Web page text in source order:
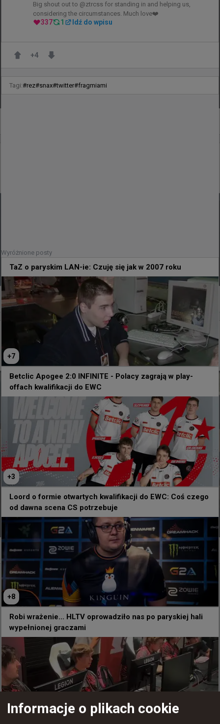
0
godzinę temu
Iberian Soul (ex-Gentle Mates) wygrało dwie mapy
do zera przeciwko ukraińskiemu mixowi
-1
Big shout out to @ztrcss for standing in and helping us,
considering the circumstances. Much love❤️
337 1 Idź do wpisu
+4
Tagi:#rez#snax#twitter#fragmiami
Wyróżnione posty
TaZ o paryskim LAN-ie: Czuję się jak w 2007 roku
+7
Betclic Apogee 2:0 INFINITE - Polacy zagrają w play-
offach kwalifikacji do EWC
+3
Loord o formie otwartych kwalifikacji do EWC: Coś czego
od dawna scena CS potrzebuje
+8
Robi wrażenie... HLTV oprowadziło nas po paryskiej hali
wypełnionej graczami
Informacje o plikach cookie